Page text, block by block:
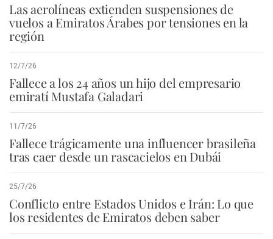
Las aerolíneas extienden suspensiones de
vuelos a Emiratos Árabes por tensiones en la
región
12/7/26
Fallece a los 24 años un hijo del empresario
emiratí Mustafa Galadari
11/7/26
Fallece trágicamente una influencer brasileña
tras caer desde un rascacielos en Dubái
25/7/26
Conflicto entre Estados Unidos e Irán: Lo que
los residentes de Emiratos deben saber